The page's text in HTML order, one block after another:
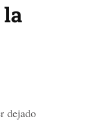
dejado